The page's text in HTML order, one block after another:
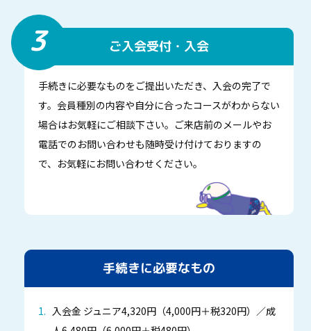
3 ご入会受付・入会
手続きに必要なものをご提出いただき、入会の完了で
す。会員種別の内容や自分に合ったコースがわからない
場合はお気軽にご相談下さい。ご来店前のメールやお
電話でのお問い合わせも随時受け付けておりますの
で、お気軽にお問い合わせください。
手続きに必要なもの
入会金 ジュニア4,320円（4,000円＋税320円）／成